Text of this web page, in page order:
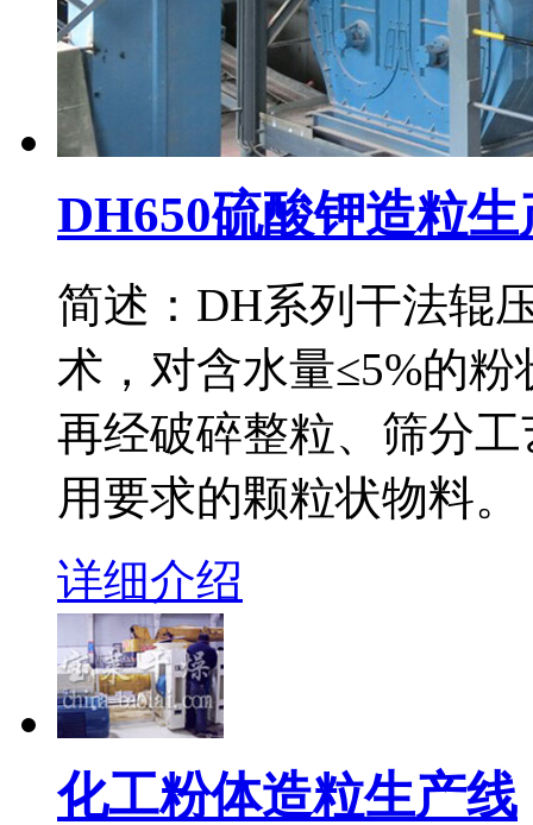
DH650硫酸钾造粒生
简述：DH系列干法辊
术，对含水量≤5%的
再经破碎整粒、筛分
用要求的颗粒状物料。
详细介绍
化工粉体造粒生产线